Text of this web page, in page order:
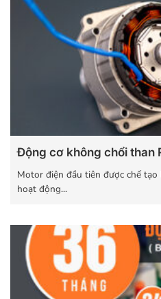
Động cơ không chổi than
Motor điện đầu tiên được chế
hoạt động...